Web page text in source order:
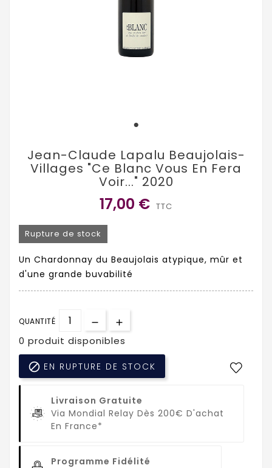
Jean-Claude Lapalu Beaujolais-
Villages "Ce Blanc Vous En Fera
Voir..." 2020
17,00 € TTC
Rupture de stock
Un Chardonnay du Beaujolais atypique, mûr et
d'une grande buvabilité
QUANTITÉ
0 produit disponibles
 EN RUPTURE DE STOCK
Livraison Gratuite
Via Mondial Relay Dès 200€ D'achat
En France*
Programme Fidélité